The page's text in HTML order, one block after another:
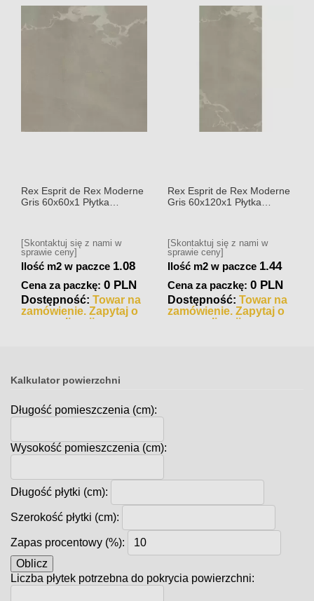
Rex Esprit de Rex Moderne
Gris 60x60x1 Płytka
[Skontaktuj się z nami w
sprawie ceny]
Ilość m2 w paczce 1.08
Cena za paczkę:0 PLN
Dostępność: Towar na
zamówienie. Zapytaj o
czas realizacji
Rex Esprit de Rex Moderne
Gris 60x120x1 Płytka
[Skontaktuj się z nami w
sprawie ceny]
Ilość m2 w paczce 1.44
Cena za paczkę:0 PLN
Dostępność: Towar na
zamówienie. Zapytaj o
czas realizacji
Kalkulator powierzchni
Długość pomieszczenia (cm):
Wysokość pomieszczenia (cm):
Długość płytki (cm):
Szerokość płytki (cm):
Zapas procentowy (%):
Oblicz
Liczba płytek potrzebna do pokrycia powierzchni: